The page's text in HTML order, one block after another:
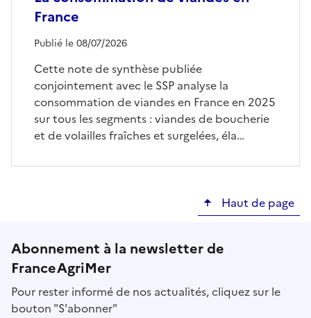
France
Publié le 08/07/2026
Cette note de synthèse publiée
conjointement avec le SSP analyse la
consommation de viandes en France en 2025
sur tous les segments : viandes de boucherie
et de volailles fraîches et surgelées, éla…
Haut de page
Abonnement à la newsletter de
FranceAgriMer
Pour rester informé de nos actualités, cliquez sur le
bouton "S'abonner"